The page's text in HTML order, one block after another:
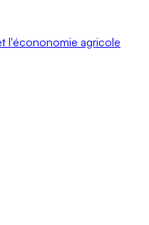
l'écononomie agricole